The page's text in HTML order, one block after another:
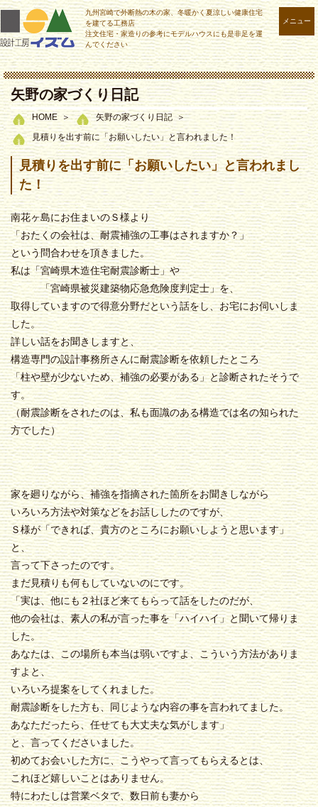
メニュー
九州宮崎で外断熱の木の家、冬暖かく夏涼しい健康住宅
を建てる工務店
注文住宅・家造りの参考にモデルハウスにも是非足を運
んでください
矢野の家づくり日記
HOME
矢野の家づくり日記
見積りを出す前に「お願いしたい」と言われました！
見積りを出す前に「お願いしたい」と言われまし
た！
南花ヶ島にお住まいのＳ様より
「おたくの会社は、耐震補強の工事はされますか？」
という問合わせを頂きました。
私は「宮崎県木造住宅耐震診断士」や
「宮崎県被災建築物応急危険度判定士」を、
取得していますので得意分野だという話をし、お宅にお伺いしま
した。
詳しい話をお聞きしますと、
構造専門の設計事務所さんに耐震診断を依頼したところ
「柱や壁が少ないため、補強の必要がある」と診断されたそうで
す。
（耐震診断をされたのは、私も面識のある構造では名の知られた
方でした）
家を廻りながら、補強を指摘された箇所をお聞きしながら
いろいろ方法や対策などをお話ししたのですが、
Ｓ様が「できれば、貴方のところにお願いしようと思います」
と、
言って下さったのです。
まだ見積りも何もしていないのにです。
「実は、他にも２社ほど来てもらって話をしたのだが、
他の会社は、素人の私が言った事を「ハイハイ」と聞いて帰りま
した。
あなたは、この場所も本当は弱いですよ、こういう方法がありま
すよと、
いろいろ提案をしてくれました。
耐震診断をした方も、同じような内容の事を言われてました。
あなただったら、任せても大丈夫な気がします」
と、言ってくださいました。
初めてお会いした方に、こうやって言ってもらえるとは、
これほど嬉しいことはありません。
特にわたしは営業ベタで、数日前も妻から